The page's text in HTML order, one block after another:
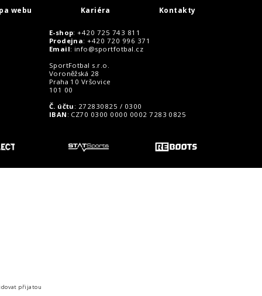
webu Kariéra Kontakty
E-shop: +420 725 743 811
Prodejna: +420 720 996 371
Email: info@sportfotbal.cz
SportFotbal s.r.o.
Voroněžská 28
Praha 10 Vršovice
101 00
Č. účtu : 272830825 / 0300
IBAN : CZ70 0300 0000 0002 7283 0825
přijatou